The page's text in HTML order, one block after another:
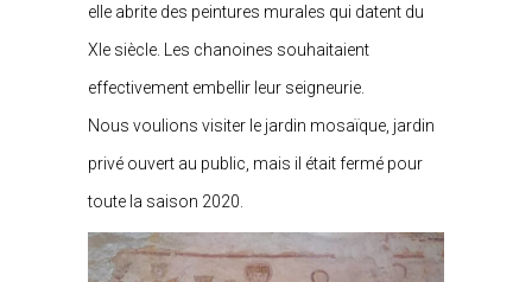
elle abrite des peintures murales qui datent du
XIe siècle. Les chanoines souhaitaient
effectivement embellir leur seigneurie.
Nous voulions visiter le jardin mosaïque, jardin
privé ouvert au public, mais il était fermé pour
toute la saison 2020.